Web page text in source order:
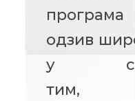
одзив
у